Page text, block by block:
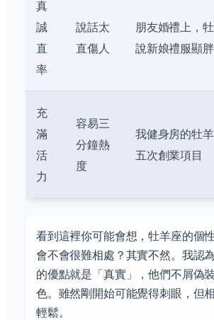
真
誠
直
率
說話太
直傷人
朋友婚禮上，
說新娘禮服顯胖
充
滿
活
力
容易三
分鐘熱
度
我健身房的牡
五次創業項目
看到這裡你可能會想，牡羊座的個
會不會很難相處？其實不然。我認
的優點就是「真實」，他們不屑偽
色。雖然剛開始可能覺得刺眼，但
輕鬆。